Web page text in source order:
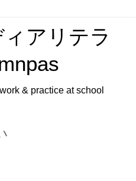
アリテラ
& practice at school